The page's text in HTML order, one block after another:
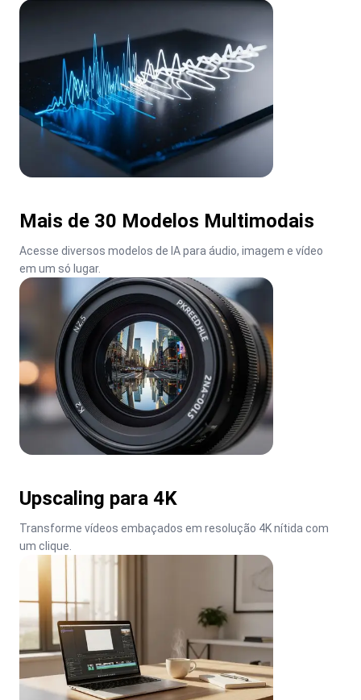
Mais de 30 Modelos Multimodais
Acesse diversos modelos de IA para áudio, imagem e vídeo
em um só lugar.
Upscaling para 4K
Transforme vídeos embaçados em resolução 4K nítida com
um clique.